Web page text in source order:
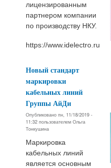
лицензированным
партнером компании
по производству НКУ.
https://www.idelectro.ru
Новый стандарт
маркировки
кабельных линий
Группы АйДи
Опубликовано пн, 11/18/2019 -
11:32 пользователем Ольга
Тонкушина
Маркировка
кабельных линий
является основным